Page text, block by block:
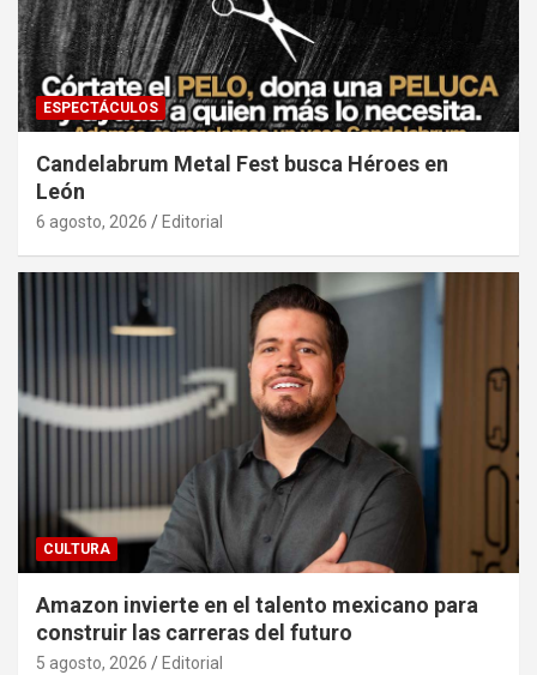
ESPECTÁCULOS
Candelabrum Metal Fest busca Héroes en
León
6 agosto, 2026 Editorial
CULTURA
Amazon invierte en el talento mexicano para
construir las carreras del futuro
5 agosto, 2026 Editorial